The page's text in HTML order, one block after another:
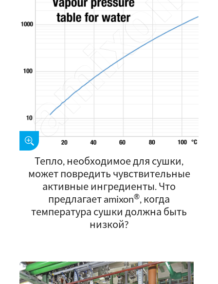
Тепло, необходимое для сушки,
может повредить чувствительные
активные ингредиенты. Что
предлагает amixon®, когда
температура сушки должна быть
низкой?